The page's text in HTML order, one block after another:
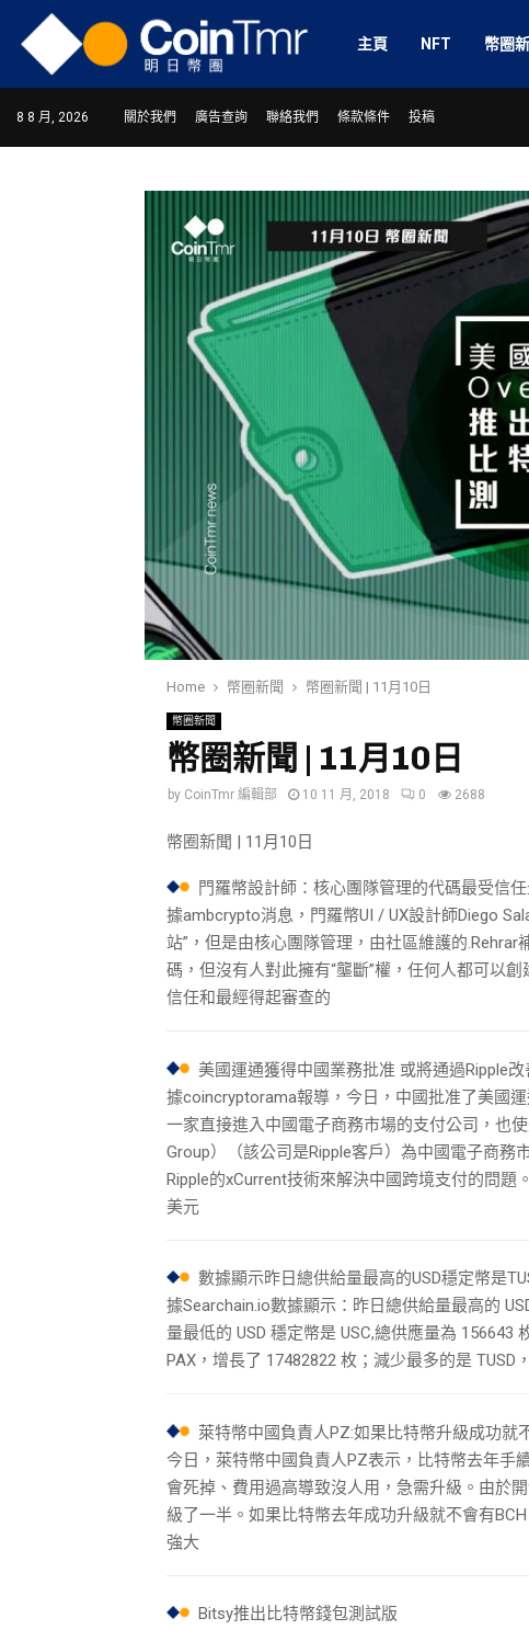
主頁 NFT 幣圈
8 8 月, 2026 關於我們 廣告查詢 聯絡我們 條款條件 投稿
Home 幣圈新聞 幣圈新聞 | 11月10日
幣圈新聞
幣圈新聞 | 11月10日
by CoinTmr 編輯部 10 11 月, 2018 0 2688
幣圈新聞 | 11月10日
門羅幣設計師：核心團隊管理的代碼最受信
據ambcrypto消息，門羅幣UI / UX設計師Diego
站”，但是由核心團隊管理，由社區維護的
碼，但沒有人對此擁有“壟斷”權，任何人都可以
信任和最經得起審查的
美國運通獲得中國業務批准 或將通過Ripple
據coincryptorama報導，今日，中國批准了美國
一家直接進入中國電子商務市場的支付公司，也
Group）（該公司是Ripple客戶）為中國電子商務
Ripple的xCurrent技術來解決中國跨境支付的問
美元
數據顯示昨日總供給量最高的USD穩定幣是
據Searchain.io數據顯示：昨日總供給量最高的
量最低的 USD 穩定幣是 USC,總供應量為
PAX，增長了 17482822 枚；減少最多的是 TUSD
萊特幣中國負責人PZ:如果比特幣升級成功就
今日，萊特幣中國負責人PZ表示，比特幣去年手
會死掉、費用過高導致沒人用，急需升級。由於
級了一半。如果比特幣去年成功升級就不會有
強大
Bitsy推出比特幣錢包測試版